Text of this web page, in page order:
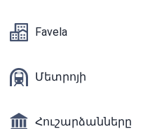
Favela
Մետրոյի
Հուշարձանները